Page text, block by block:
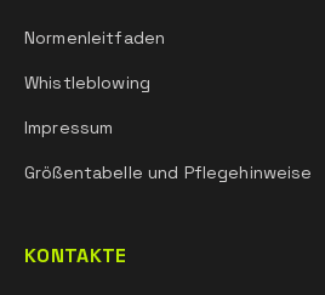
Normenleitfaden
Whistleblowing
Impressum
Größentabelle und Pflegehinweise
KONTAKTE